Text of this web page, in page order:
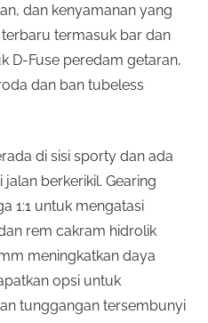
dan kenyamanan yang
termasuk bar dan
D-Fuse peredam getaran,
dan ban tubeless
di sisi sporty dan ada
berkerikil. Gearing
1:1 untuk mengatasi
rem cakram hidrolik
meningkatkan daya
opsi untuk
tunggangan tersembunyi